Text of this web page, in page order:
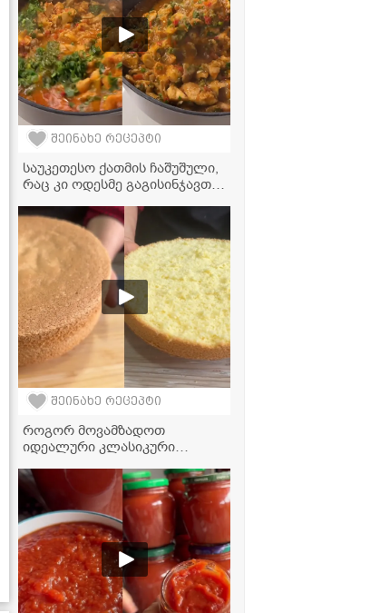
შეინახე რეცეპტი
საუკეთესო ქათმის ჩაშუშული,
რაც კი ოდესმე გაგისინჯავთ! -
შეინახე რეცეპტი
როგორ მოვამზადოთ
იდეალური კლასიკური